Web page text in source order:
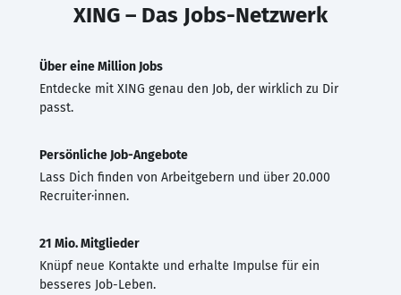
XING – Das Jobs-Netzwerk
Über eine Million Jobs
Entdecke mit XING genau den Job, der wirklich zu Dir
passt.
Persönliche Job-Angebote
Lass Dich finden von Arbeitgebern und über 20.000
Recruiter·innen.
21 Mio. Mitglieder
Knüpf neue Kontakte und erhalte Impulse für ein
besseres Job-Leben.